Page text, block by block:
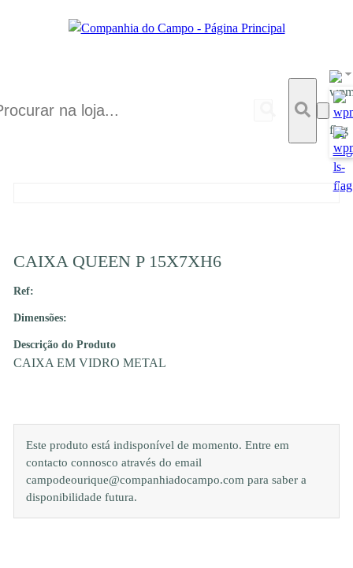
CAIXA QUEEN P 15X7XH6
Ref:
Dimensões:
Descrição do Produto
CAIXA EM VIDRO METAL
Este produto está indisponível de momento. Entre em
contacto connosco através do email
campodeourique@companhiadocampo.com para saber a
disponibilidade futura.